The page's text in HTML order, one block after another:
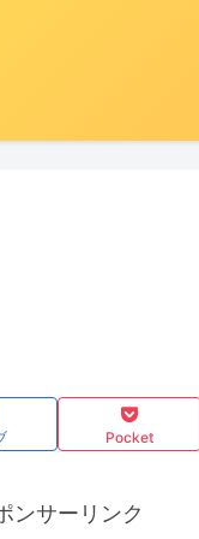
Pocket
ンサーリンク